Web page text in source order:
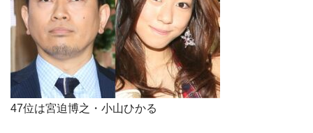
47位は宮迫博之・小山ひかる